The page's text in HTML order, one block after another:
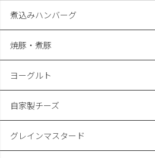
煮込みハンバーグ
焼豚・煮豚
ヨーグルト
自家製チーズ
グレインマスタード